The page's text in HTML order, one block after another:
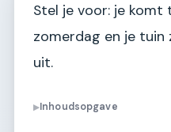
Stel je voor: je komt
zomerdag en je
uit.
▶Inhoudsopgave